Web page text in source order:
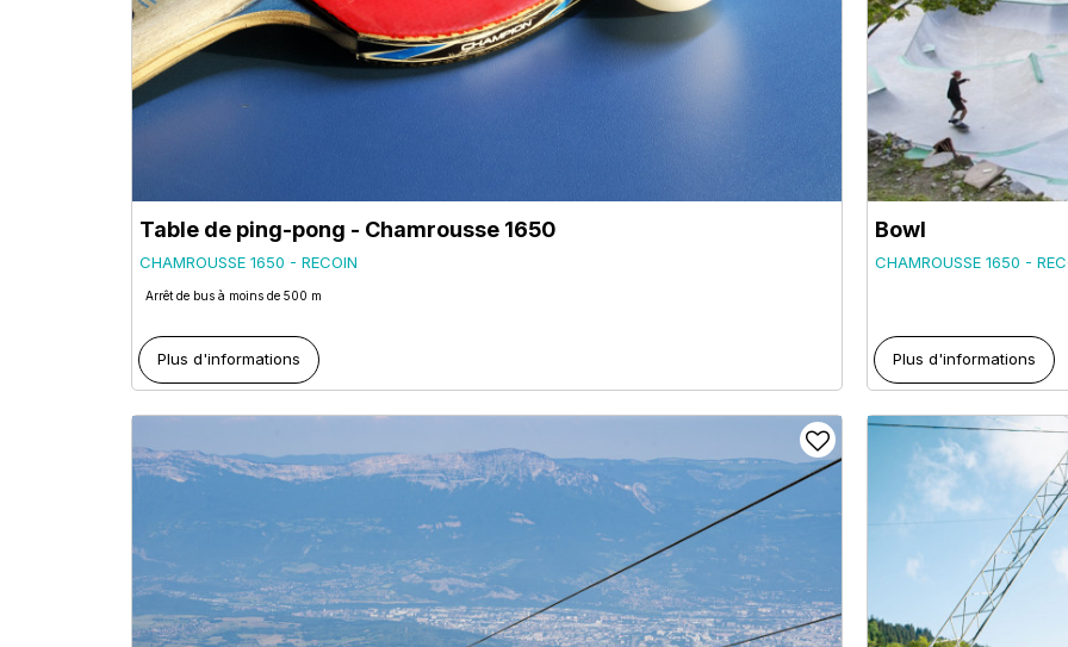
Table de ping-pong - Chamrousse 1650
CHAMROUSSE 1650 - RECOIN
Arrêt de bus à moins de 500 m
Plus d'informations
Bowl
CHAMROUSSE 1650 -
Plus d'informations